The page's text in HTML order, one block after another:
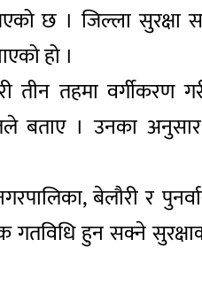
छ । जिल्ला सुरक्षा
हो ।
तहमा वर्गीकरण
बताए । उनका
बेलौरी र
हुन सक्ने सुरक्षाको